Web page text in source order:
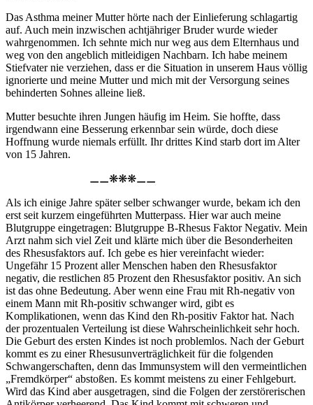
Das Asthma meiner Mutter hörte nach der Einlieferung schlagartig
auf. Auch mein inzwischen achtjähriger Bruder wurde wieder
wahrgenommen. Ich sehnte mich nur weg aus dem Elternhaus und
weg von den angeblich mitleidigen Nachbarn. Ich habe meinem
Stiefvater nie verziehen, dass er die Situation in unserem Haus völlig
ignorierte und meine Mutter und mich mit der Versorgung seines
behinderten Sohnes alleine ließ.
Mutter besuchte ihren Jungen häufig im Heim. Sie hoffte, dass
irgendwann eine Besserung erkennbar sein würde, doch diese
Hoffnung wurde niemals erfüllt. Ihr drittes Kind starb dort im Alter
von 15 Jahren.
Als ich einige Jahre später selber schwanger wurde, bekam ich den
erst seit kurzem eingeführten Mutterpass. Hier war auch meine
Blutgruppe eingetragen: Blutgruppe B-Rhesus Faktor Negativ. Mein
Arzt nahm sich viel Zeit und klärte mich über die Besonderheiten
des Rhesusfaktors auf. Ich gebe es hier vereinfacht wieder:
Ungefähr 15 Prozent aller Menschen haben den Rhesusfaktor
negativ, die restlichen 85 Prozent den Rhesusfaktor positiv. An sich
ist das ohne Bedeutung. Aber wenn eine Frau mit Rh-negativ von
einem Mann mit Rh-positiv schwanger wird, gibt es
Komplikationen, wenn das Kind den Rh-positiv Faktor hat. Nach
der prozentualen Verteilung ist diese Wahrscheinlichkeit sehr hoch.
Die Geburt des ersten Kindes ist noch problemlos. Nach der Geburt
kommt es zu einer Rhesusunverträglichkeit für die folgenden
Schwangerschaften, denn das Immunsystem will den vermeintlichen
Fremdkörper
abstoßen. Es kommt meistens zu einer Fehlgeburt.
Wird das Kind aber ausgetragen, sind die Folgen der zerstörerischen